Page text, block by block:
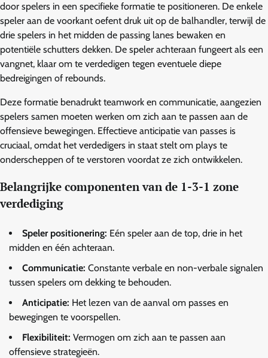
door spelers in een specifieke formatie te positioneren. De enkele
speler aan de voorkant oefent druk uit op de balhandler, terwijl de
drie spelers in het midden de passing lanes bewaken en
potentiële schutters dekken. De speler achteraan fungeert als een
vangnet, klaar om te verdedigen tegen eventuele diepe
bedreigingen of rebounds.
Deze formatie benadrukt teamwork en communicatie, aangezien
spelers samen moeten werken om zich aan te passen aan de
offensieve bewegingen. Effectieve anticipatie van passes is
cruciaal, omdat het verdedigers in staat stelt om plays te
onderscheppen of te verstoren voordat ze zich ontwikkelen.
Belangrijke componenten van de 1-3-1 zone
verdediging
Speler positionering: Eén speler aan de top, drie in het
midden en één achteraan.
Communicatie: Constante verbale en non-verbale signalen
tussen spelers om dekking te behouden.
Anticipatie: Het lezen van de aanval om passes en
bewegingen te voorspellen.
Flexibiliteit: Vermogen om zich aan te passen aan
offensieve strategieën.